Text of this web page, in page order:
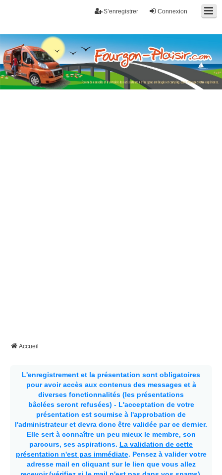
Connexion
S’enregistrer
Fourgon-plaisir.com
Forum de conseils et d'entraide des utilisateurs de fourgons, fourgons
aménagés, vans et de camping-car. Partagez votre expérience.
Accueil
L'enregistrement et la présentation sont obligatoires
pour avoir accès aux contenus des messages et à
diverses fonctionnalités (les présentations
bâclées seront refusées) - L'acceptation de votre
présentation est soumise à l'approbation de
l'administrateur et devra donc être validée par ce dernier.
Elle sert à connaître un peu mieux le membre, son
parcours, ses aspirations. La validation de cette
présentation n'est pas immédiate. Pensez à valider votre
adresse mail en cliquant sur le lien que vous allez